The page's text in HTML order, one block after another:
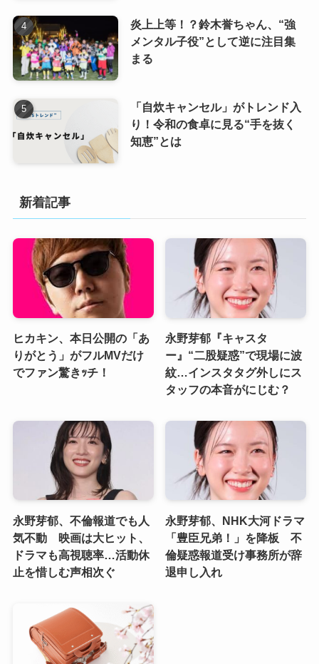
炎上上等！？鈴木誉ちゃん、“強
メンタル子役”として逆に注目集
まる
「自炊キャンセル」がトレンド入
り！令和の食卓に見る“手を抜く
知恵”とは
新着記事
ヒカキン、本日公開の「あ
りがとう」がフルMVだけ
でファン驚きｯチ！
永野芽郁『キャスタ
ー』“二股疑惑”で現場に波
紋…インスタタグ外しにス
タッフの本音がにじむ？
永野芽郁、不倫報道でも人
気不動 映画は大ヒット、
ドラマも高視聴率…活動休
止を惜しむ声相次ぐ
永野芽郁、NHK大河ドラマ
「豊臣兄弟！」を降板 不
倫疑惑報道受け事務所が辞
退申し入れ